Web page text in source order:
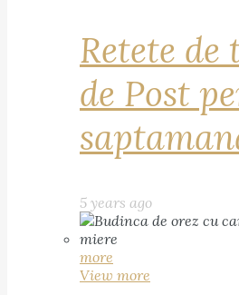
Retete de
de Post
5 years ago
more
View more